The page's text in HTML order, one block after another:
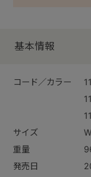
基本情報
コード／カラー
サイズ
重量
発売日